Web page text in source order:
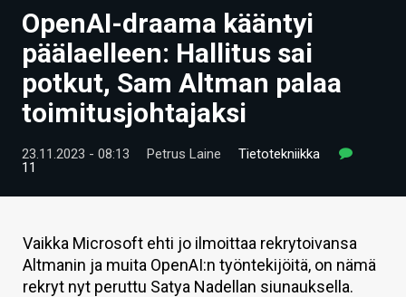
UUTISET
ARTIKKELIT
VIDEOT
TECHBBS
KAUPPA
OpenAI-draama kääntyi
päälaelleen: Hallitus sai
potkut, Sam Altman palaa
toimitusjohtajaksi
23.11.2023 - 08:13 Petrus Laine
Tietotekniikka
11
Vaikka Microsoft ehti jo ilmoittaa rekrytoivansa
Altmanin ja muita OpenAI:n työntekijöitä, on nämä
rekryt nyt peruttu Satya Nadellan siunauksella.